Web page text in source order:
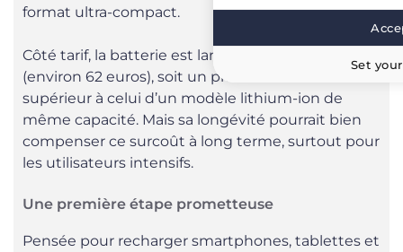
format ultra-compact.
Côté tarif, la batterie est lancée à 9 980 yens
(environ 62 euros), soit un prix environ trois fois
supérieur à celui d’un modèle lithium-ion de
même capacité. Mais sa longévité pourrait bien
compenser ce surcoût à long terme, surtout pour
les utilisateurs intensifs.
Une première étape prometteuse
Pensée pour recharger smartphones, tablettes et
Set